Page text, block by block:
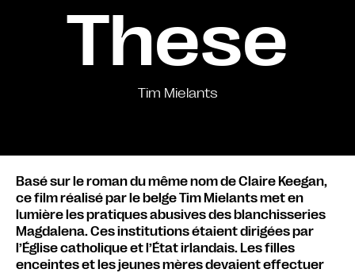
These
Tim Mielants
Basé sur le roman du même nom de Claire Keegan,
ce film réalisé par le belge Tim Mielants met en
lumière les pratiques abusives des blanchisseries
Magdalena. Ces institutions étaient dirigées par
l’Église catholique et l’État irlandais. Les filles
enceintes et les jeunes mères devaient effectuer